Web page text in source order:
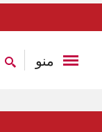
منو